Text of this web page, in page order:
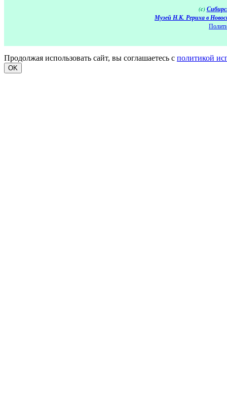
(c)
Музей Н.К. Рериха в
Продолжая использовать сайт, вы соглашаетесь с политикой
OK